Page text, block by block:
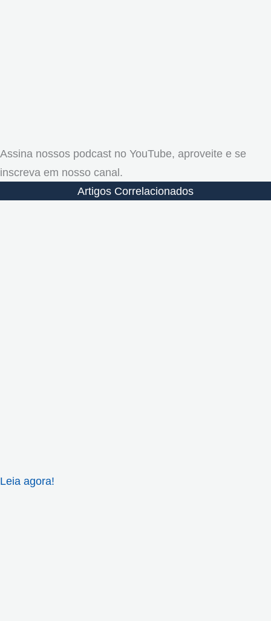
Assina nossos podcast no YouTube, aproveite e se
inscreva em nosso canal.
Artigos Correlacionados
Leia agora!